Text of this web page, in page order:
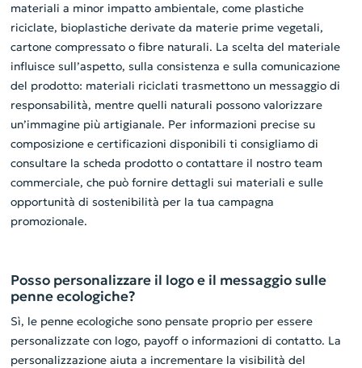
materiali a minor impatto ambientale, come plastiche
riciclate, bioplastiche derivate da materie prime vegetali,
cartone compressato o fibre naturali. La scelta del materiale
influisce sull’aspetto, sulla consistenza e sulla comunicazione
del prodotto: materiali riciclati trasmettono un messaggio di
responsabilità, mentre quelli naturali possono valorizzare
un’immagine più artigianale. Per informazioni precise su
composizione e certificazioni disponibili ti consigliamo di
consultare la scheda prodotto o contattare il nostro team
commerciale, che può fornire dettagli sui materiali e sulle
opportunità di sostenibilità per la tua campagna
promozionale.
Posso personalizzare il logo e il messaggio sulle
penne ecologiche?
Sì, le penne ecologiche sono pensate proprio per essere
personalizzate con logo, payoff o informazioni di contatto. La
personalizzazione aiuta a incrementare la visibilità del